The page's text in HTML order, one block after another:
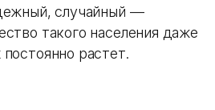
случайный —
такого населения даже
растет.